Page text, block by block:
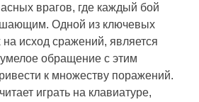
врагов, где каждый бой
Одной из ключевых
исход сражений, является
обращение с этим
к множеству поражений.
играть на клавиатуре,